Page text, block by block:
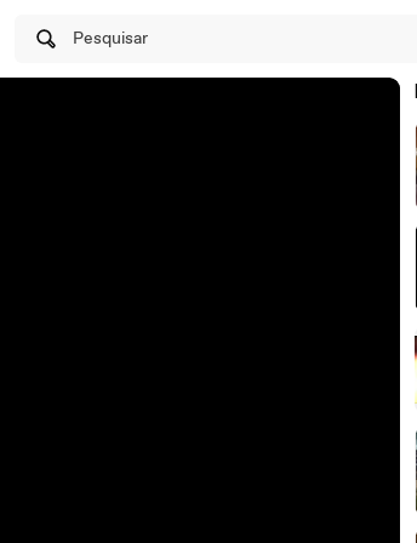
Pesquisar